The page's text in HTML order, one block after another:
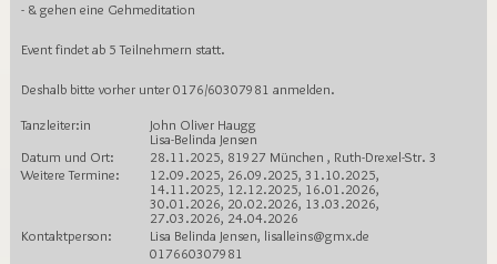
- & gehen eine Gehmeditation
Event findet ab 5 Teilnehmern statt.
Deshalb bitte vorher unter 0176/60307981 anmelden.
Tanzleiter:in
John Oliver Haugg
Lisa-Belinda Jensen
Datum und Ort:
28.11.2025, 81927 München , Ruth-Drexel-Str. 3
Weitere Termine:
12.09.2025, 26.09.2025, 31.10.2025,
14.11.2025, 12.12.2025, 16.01.2026,
30.01.2026, 20.02.2026, 13.03.2026,
27.03.2026, 24.04.2026
Kontaktperson:
Lisa Belinda Jensen, lisalleins@gmx.de
017660307981